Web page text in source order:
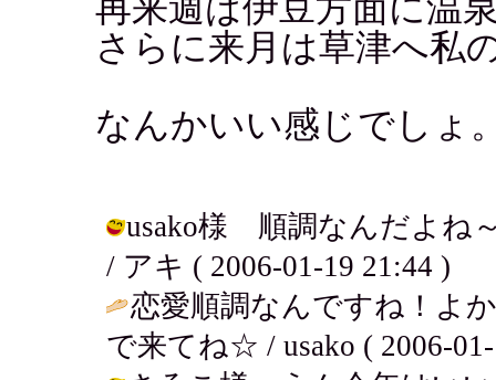
再来週は伊豆方面に温
さらに来月は草津へ私
なんかいい感じでしょ
usako様 順調なんだよね
/ アキ ( 2006-01-19 21:44 )
恋愛順調なんですね！よ
で来てね☆ / usako ( 2006-